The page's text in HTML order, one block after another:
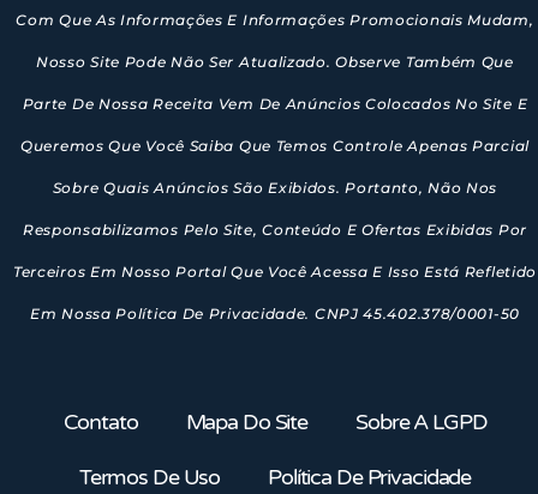
Com Que As Informações E Informações Promocionais Mudam,
Nosso Site Pode Não Ser Atualizado. Observe Também Que
Parte De Nossa Receita Vem De Anúncios Colocados No Site E
Queremos Que Você Saiba Que Temos Controle Apenas Parcial
Sobre Quais Anúncios São Exibidos. Portanto, Não Nos
Responsabilizamos Pelo Site, Conteúdo E Ofertas Exibidas Por
Terceiros Em Nosso Portal Que Você Acessa E Isso Está Refletido
Em Nossa Política De Privacidade. CNPJ 45.402.378/0001-50
Contato Mapa Do Site Sobre A LGPD
Termos De Uso Política De Privacidade